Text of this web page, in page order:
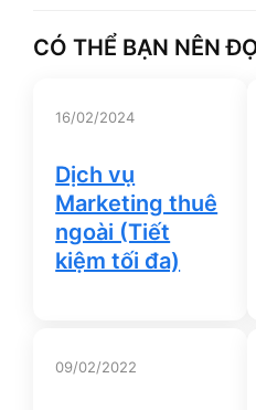
CÓ THỂ BẠN NÊN
16/02/2024
Dịch vụ
Marketing thuê
ngoài (Tiết
kiệm tối đa)
09/02/2022